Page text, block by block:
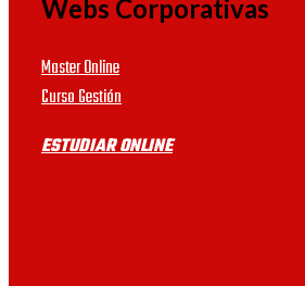
Webs Corporativas
Master Online
Curso Gestión
ESTUDIAR ONLINE